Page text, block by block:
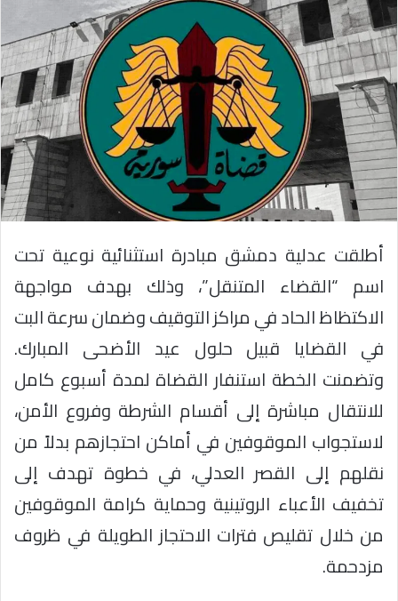
أطلقت عدلية دمشق مبادرة استثنائية نوعية تحت
اسم “القضاء المتنقل”، وذلك بهدف مواجهة
الاكتظاظ الحاد في مراكز التوقيف وضمان سرعة البت
في القضايا قبيل حلول عيد الأضحى المبارك.
وتضمنت الخطة استنفار القضاة لمدة أسبوع كامل
للانتقال مباشرة إلى أقسام الشرطة وفروع الأمن،
لاستجواب الموقوفين في أماكن احتجازهم بدلاً من
نقلهم إلى القصر العدلي، في خطوة تهدف إلى
تخفيف الأعباء الروتينية وحماية كرامة الموقوفين
من خلال تقليص فترات الاحتجاز الطويلة في ظروف
مزدحمة.